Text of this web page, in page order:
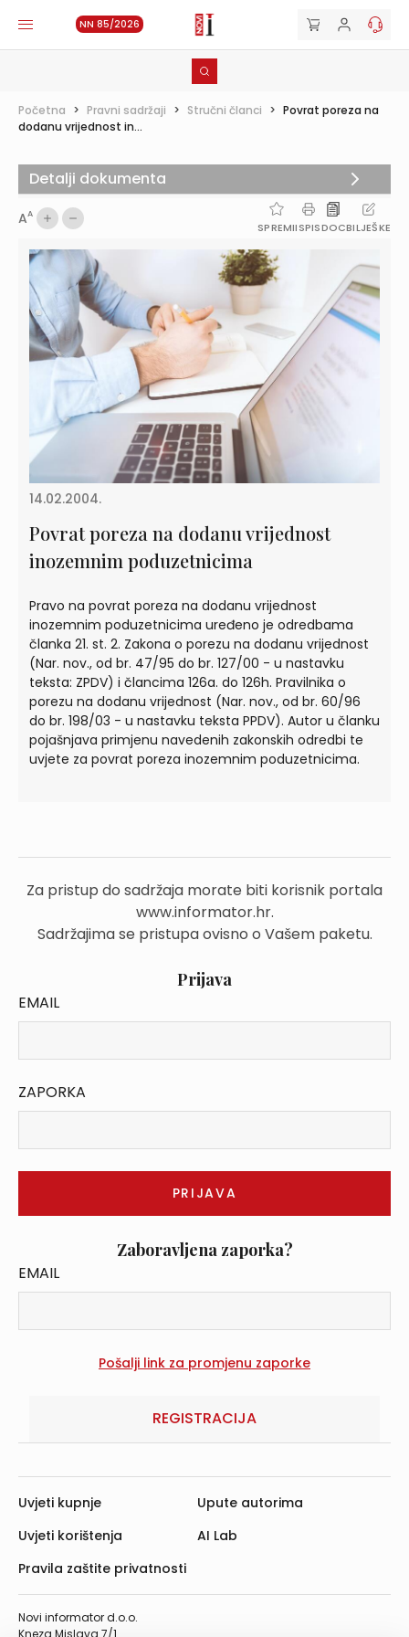
NN 85/2026
Početna > Pravni sadržaji > Stručni članci > Povrat poreza na
dodanu vrijednost in...
AA
SPREMIISPISDOCBILJEŠKE
14.02.2004.
Povrat poreza na dodanu vrijednost
inozemnim poduzetnicima
Pravo na povrat poreza na dodanu vrijednost
inozemnim poduzetnicima uređeno je odredbama
članka 21. st. 2. Zakona o porezu na dodanu vrijednost
(Nar. nov., od br. 47/95 do br. 127/00 - u nastavku
teksta: ZPDV) i člancima 126a. do 126h. Pravilnika o
porezu na dodanu vrijednost (Nar. nov., od br. 60/96
do br. 198/03 - u nastavku teksta PPDV). Autor u članku
pojašnjava primjenu navedenih zakonskih odredbi te
uvjete za povrat poreza inozemnim poduzetnicima.
Za pristup do sadržaja morate biti korisnik portala
www.informator.hr.
Sadržajima se pristupa ovisno o Vašem paketu.
Prijava
EMAIL
ZAPORKA
Zaboravljena zaporka?
EMAIL
REGISTRACIJA
Detalji dokumenta
Novi informator d.o.o.
Kneza Mislava 7/1
Uvjeti kupnje
Uvjeti korištenja
Pravila zaštite privatnosti
Upute autorima
AI Lab